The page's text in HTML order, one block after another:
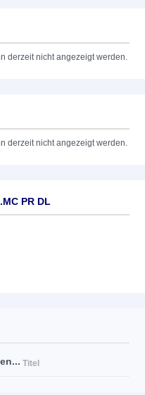
derzeit nicht angezeigt werden.
derzeit nicht angezeigt werden.
PR DL
Titel